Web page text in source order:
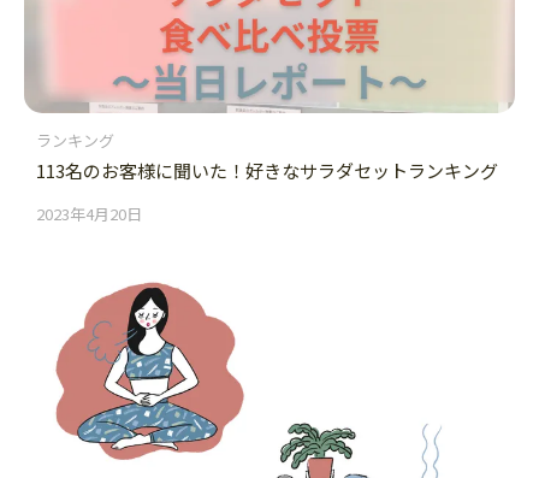
ランキング
113名のお客様に聞いた！好きなサラダセットランキング
2023年4月20日